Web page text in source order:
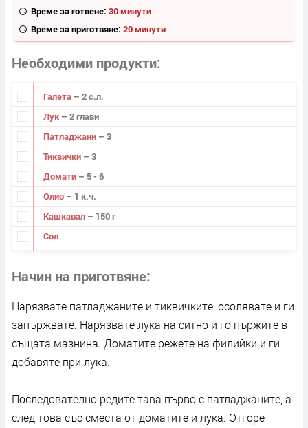
Време за готвене: 30 минути
Време за приготвяне: 20 минути
Необходими продукти
Галета – 2 с.л.
Лук – 2 глави
Патладжани – 3
Тиквички – 3
Домати – 5 - 6
Олио – 1 к.ч.
Кашкавал – 150 г
Сол
Начин на приготвяне
Нарязвате патладжаните и тиквичките, осолявате и ги
запържвате. Нарязвате лука на ситно и го пържите в
същата мазнина. Доматите режете на филийки и ги
добавяте при лука.
Последователно редите тава първо с патладжаните, а
след това със сместа от доматите и лука. Отгоре